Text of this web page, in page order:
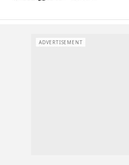
ADVERTISEMENT